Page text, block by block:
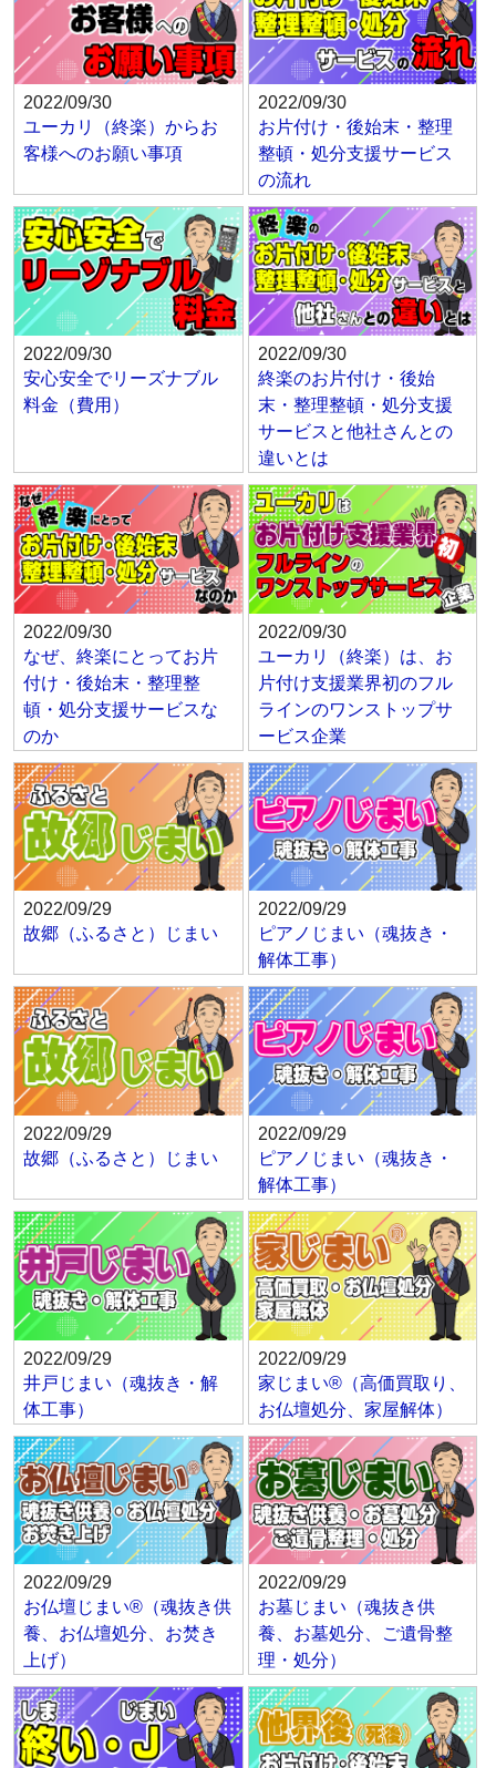
2022/09/30
ユーカリ（終楽）からお
客様へのお願い事項
2022/09/30
お片付け・後始末・整理
整頓・処分支援サービス
の流れ
2022/09/30
安心安全でリーズナブル
料金（費用）
2022/09/30
終楽のお片付け・後始
末・整理整頓・処分支援
サービスと他社さんとの
違いとは
2022/09/30
なぜ、終楽にとってお片
付け・後始末・整理整
頓・処分支援サービスな
のか
2022/09/30
ユーカリ（終楽）は、お
片付け支援業界初のフル
ラインのワンストップサ
ービス企業
2022/09/29
故郷（ふるさと）じまい
2022/09/29
ピアノじまい（魂抜き・
解体工事）
2022/09/29
故郷（ふるさと）じまい
2022/09/29
ピアノじまい（魂抜き・
解体工事）
2022/09/29
井戸じまい（魂抜き・解
体工事）
2022/09/29
家じまい®（高価買取り、
お仏壇処分、家屋解体）
2022/09/29
お仏壇じまい®（魂抜き供
養、お仏壇処分、お焚き
上げ）
2022/09/29
お墓じまい（魂抜き供
養、お墓処分、ご遺骨整
理・処分）